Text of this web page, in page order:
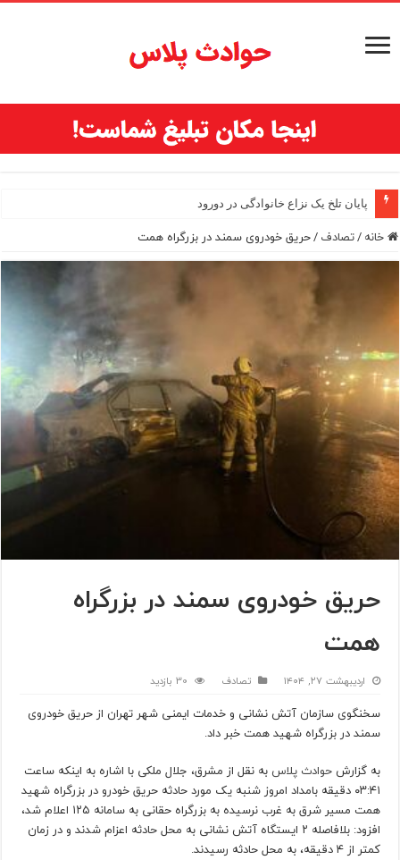
پایان تلخ یک نزاع خانوادگی در دورود
افشای اطلاعات بانکی ۱۲۰۰ شهروند تهرانی در یک غرفه میوه و تره‌بار؛ انهدام باند اسکیمرها
خانه/تصادف/حریق خودروی سمند در بزرگراه همت
حریق خودروی سمند در بزرگراه
همت
اردیبهشت ۲۷, ۱۴۰۴ تصادف 30 بازدید
سخنگوی سازمان آتش نشانی و خدمات ایمنی شهر تهران از حریق خودروی
سمند در بزرگراه شهید همت خبر داد.
به گزارشحوادث پلاس به نقل از مشرق، جلال ملکی با اشاره به اینکه ساعت
۰۳:۴۱ دقیقه بامداد امروز شنبه یک مورد حادثه حریق خودرو در بزرگراه شهید
همت مسیر شرق به غرب نرسیده به بزرگراه حقانی به سامانه ۱۲۵ اعلام شد،
افزود: بلافاصله ۲ ایستگاه آتش نشانی به محل حادثه اعزام شدند و در زمان
کمتر از ۴ دقیقه، به محل حادثه رسیدند.